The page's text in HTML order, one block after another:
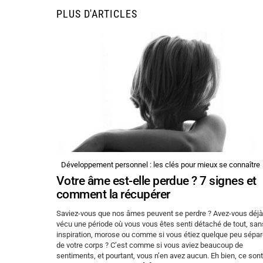
PLUS D'ARTICLES
Développement personnel : les clés pour mieux se connaître
Votre âme est-elle perdue ? 7 signes et
comment la récupérer
Saviez-vous que nos âmes peuvent se perdre ? Avez-vous déjà
vécu une période où vous vous êtes senti détaché de tout,
inspiration, morose ou comme si vous étiez quelque peu
de votre corps ? C’est comme si vous aviez beaucoup de
sentiments, et pourtant, vous n’en avez aucun. Eh bien, ce sont